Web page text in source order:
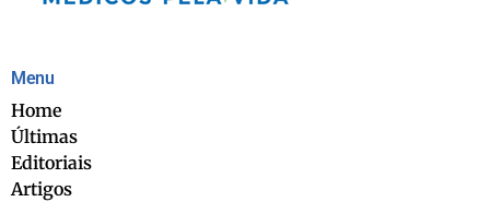
Menu
Home
Últimas
Editoriais
Artigos